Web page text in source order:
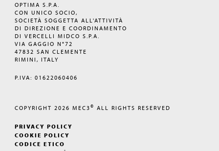
OPTIMA S.P.A.
CON UNICO SOCIO,
SOCIETÀ SOGGETTA ALL'ATTIVITÀ
DI DIREZIONE E COORDINAMENTO
DI VERCELLI MIDCO S.P.A.
VIA GAGGIO N°72
47832 SAN CLEMENTE
RIMINI, ITALY
P.IVA: 01622060406
COPYRIGHT 2026 MEC3© ALL RIGHTS RESERVED
PRIVACY POLICY
COOKIE POLICY
CODICE ETICO